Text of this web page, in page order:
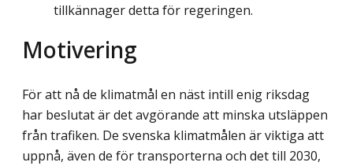
tillkännager detta för regeringen.
Motivering
För att nå de klimatmål en näst intill enig riksdag
har beslutat är det avgörande att minska utsläppen
från trafiken. De svenska klimatmålen är viktiga att
uppnå, även de för transporterna och det till 2030,